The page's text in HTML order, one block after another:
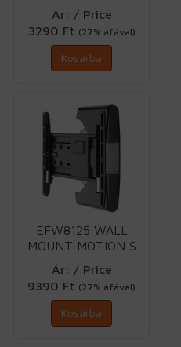
iPad2/3/4 Vogels
Ár: / Price
3290 Ft (27% áfával)
Kosárba
EFW8125 WALL
MOUNT MOTION S
Vogels
Ár: / Price
9390 Ft (27% áfával)
Kosárba